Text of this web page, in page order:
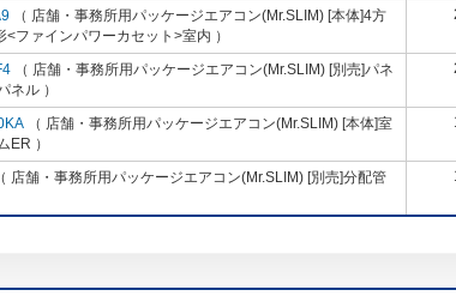
（ 店舗・事務所用パッケージエアコン(Mr.SLIM) [本体]4方
ファインパワーカセット>室内 ）
（ 店舗・事務所用パッケージエアコン(Mr.SLIM) [別売]パネ
ネル ）
（ 店舗・事務所用パッケージエアコン(Mr.SLIM) [本体]室
ER ）
店舗・事務所用パッケージエアコン(Mr.SLIM) [別売]分配管